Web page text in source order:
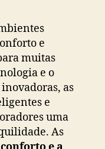
e
muitas
e o
as
e
uma
As